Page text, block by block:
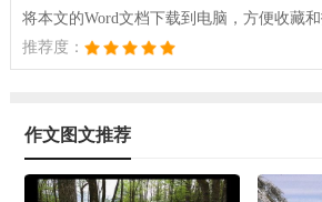
将本文的Word文档下载到电脑，方便收藏
推荐度：
作文图文推荐